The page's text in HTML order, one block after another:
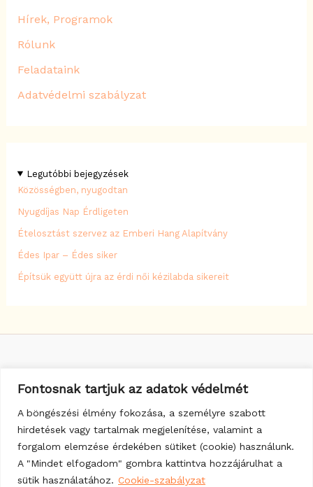
Fontosnak tartjuk az adatok védelmét
A böngészési élmény fokozása, a személyre szabott
hirdetések vagy tartalmak megjelenítése, valamint a
forgalom elemzése érdekében sütiket (cookie) használunk.
A "Mindet elfogadom" gombra kattintva hozzájárulhat a
sütik használatához. Cookie-szabályzat
Hírek, Programok
Rólunk
Feladataink
Adatvédelmi szabályzat
Legutóbbi bejegyzések
Közösségben, nyugodtan
Nyugdíjas Nap Érdligeten
Ételosztást szervez az Emberi Hang Alapítvány
Édes Ipar – Édes siker
Építsük együtt újra az érdi női kézilabda sikereit
Érted Családbarát Városért Egyesület
Cím: 2030 Érd, Felső u. 43.
Telefonszám: 06 30 074 2780
Facebook E-mail